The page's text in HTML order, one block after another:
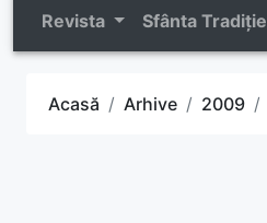
Revista Sfânta Tradiție
Acasă Arhive 2009